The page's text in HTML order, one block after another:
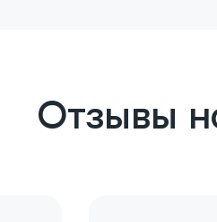
Отзывы